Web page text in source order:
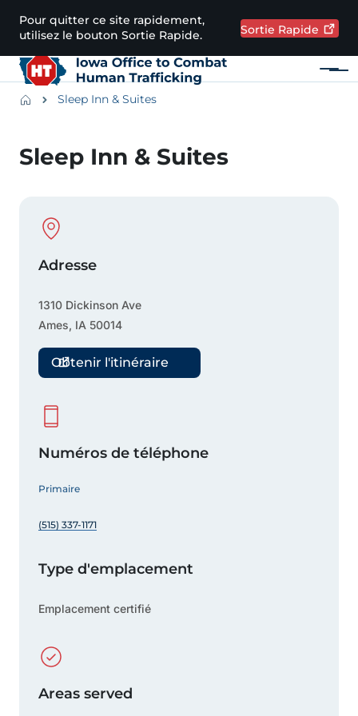
Passer au contenu principal
Pour quitter ce site rapidement,
utilisez le bouton Sortie Rapide.
Sortie Rapide
Menu
BreadcrumbsSleep Inn & Suites
Sleep Inn & Suites
Physical Location
Adresse
1310 Dickinson Ave
Ames, IA 50014
Obtenir l'itinéraire
Numéros de téléphone
Primaire
(515) 337-1171
Type d'emplacement
Emplacement certifié
Areas served